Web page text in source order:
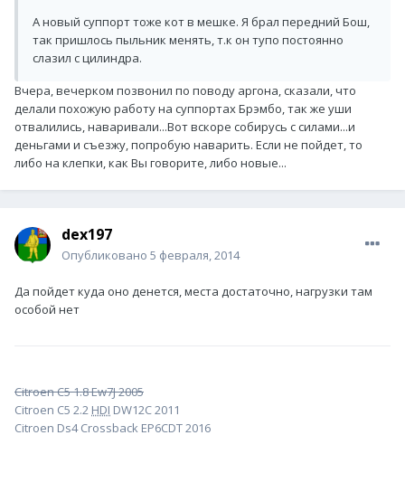
А новый суппорт тоже кот в мешке. Я брал передний Бош,
так пришлось пыльник менять, т.к он тупо постоянно
слазил с цилиндра.
Вчера, вечерком позвонил по поводу аргона, сказали, что
делали похожую работу на суппортах Брэмбо, так же уши
отвалились, наваривали...Вот вскоре собирусь с силами...и
деньгами и съезжу, попробую наварить. Если не пойдет, то
либо на клепки, как Вы говорите, либо новые...
dex197
Опубликовано 5 февраля, 2014
Да пойдет куда оно денется, места достаточно, нагрузки там
особой нет
Citroen C5 1.8 Ew7J 2005
Citroen C5 2.2 HDI DW12C 2011
Citroen Ds4 Crossback EP6CDT 2016